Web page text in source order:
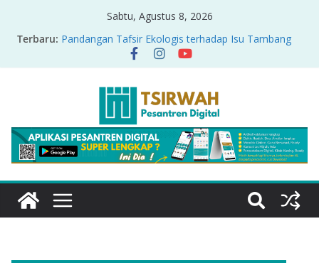
Sabtu, Agustus 8, 2026
Terbaru: Pandangan Tafsir Ekologis terhadap Isu Tambang
Nikel di Raja Ampat
PRODUK RELASI KUASA-IDIOLOGI PADA TAFSIR
Sirah Nabawiyah
Oversharing dan Privasi dalam Al-Qur’an: “Ketika
Ayat Bicara Soal Curhat di Sosmed”
Menyikapi Fatherless, Kisah Lukman Menjadi
Cerminan